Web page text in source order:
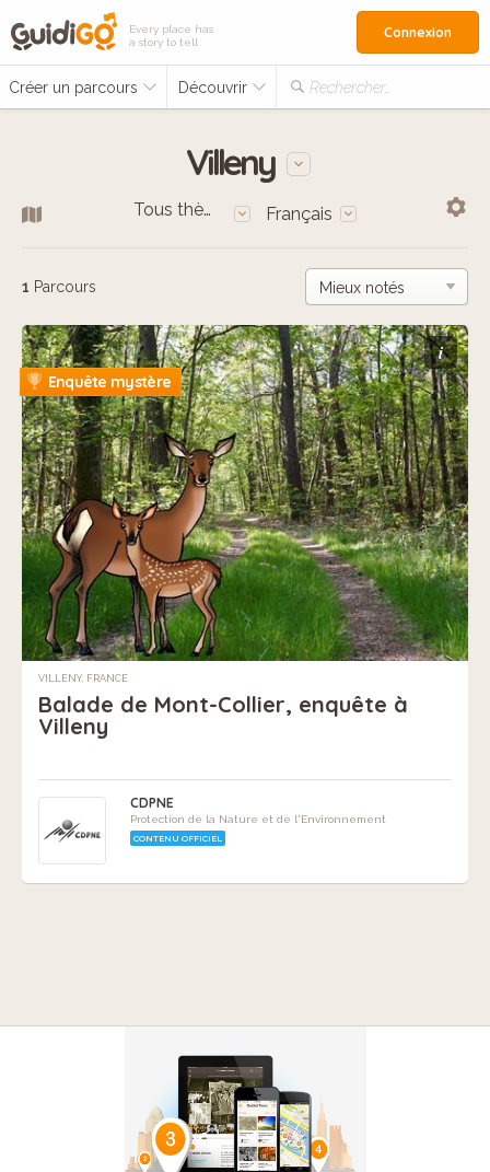
Every place has
a story to tell
Créer un parcours Découvrir Rechercher…
Connexion
Villeny
Tous thèmes Français
1 Parcours
i
Enquête mystère
VILLENY, FRANCE
Balade de Mont-Collier, enquête à
Villeny
CDPNE
Protection de la Nature et de l'Environnement
CONTENU OFFICIEL